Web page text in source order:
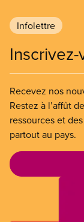
Infolettre
Recevez nos
Restez à l’affût
ressources et
partout au pays.